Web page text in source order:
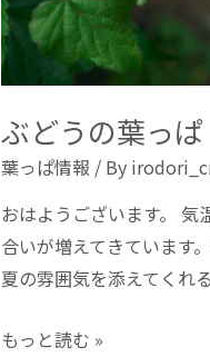
ぶどうの葉っぱ
葉っぱ情報 / By
おはようございます。 気
合いが増えてきています
夏の雰囲気を添えてくれ
もっと読む »